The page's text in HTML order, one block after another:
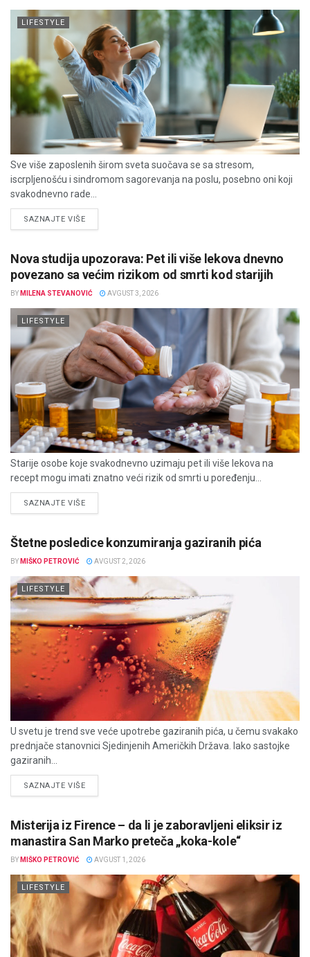
LIFESTYLE
Sve više zaposlenih širom sveta suočava se sa stresom,
iscrpljenošću i sindromom sagorevanja na poslu, posebno oni koji
svakodnevno rade...
SAZNAJTE VIŠEDETAILS
Nova studija upozorava: Pet ili više lekova dnevno
povezano sa većim rizikom od smrti kod starijih
BY MILENA STEVANOVIĆ AVGUST 3, 2026
LIFESTYLE
Starije osobe koje svakodnevno uzimaju pet ili više lekova na
recept mogu imati znatno veći rizik od smrti u poređenju...
SAZNAJTE VIŠEDETAILS
Štetne posledice konzumiranja gaziranih pića
BY MIŠKO PETROVIĆ AVGUST 2, 2026
LIFESTYLE
U svetu je trend sve veće upotrebe gaziranih pića, u čemu svakako
prednjače stanovnici Sjedinjenih Američkih Država. Iako sastojke
gaziranih...
SAZNAJTE VIŠEDETAILS
Misterija iz Firence – da li je zaboravljeni eliksir iz
manastira San Marko preteča „koka-kole“
BY MIŠKO PETROVIĆ AVGUST 1, 2026
LIFESTYLE